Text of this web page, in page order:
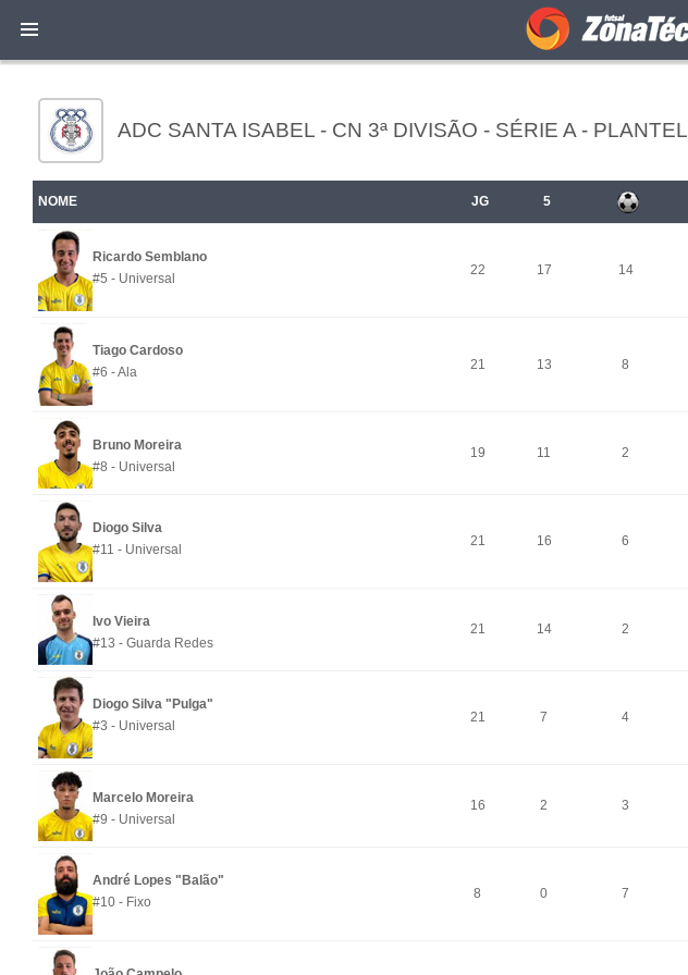
ADC SANTA ISABEL - CN 3ª DIVISÃO - SÉRIE A - PLANTEL
NOME JG 5
Ricardo Semblano
#5 - Universal
22 17 14
Tiago Cardoso
#6 - Ala
21 13 8
Bruno Moreira
#8 - Universal
19 11 2
Diogo Silva
#11 - Universal
21 16 6
Ivo Vieira
#13 - Guarda Redes
21 14 2
Diogo Silva "Pulga"
#3 - Universal
21 7 4
Marcelo Moreira
#9 - Universal
16 2 3
André Lopes "Balão"
#10 - Fixo
8 0 7